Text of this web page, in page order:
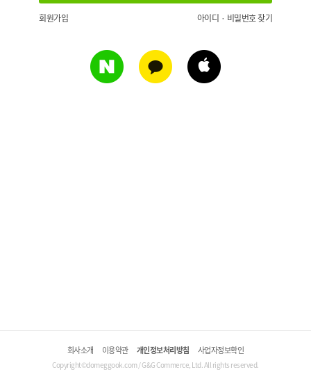
회원가입 아이디 · 비밀번호 찾기
회사소개 이용약관 개인정보처리방침 사업자정보확인
Copyright©domeggook.com / G&G Commerce, Ltd. All rights reserved.